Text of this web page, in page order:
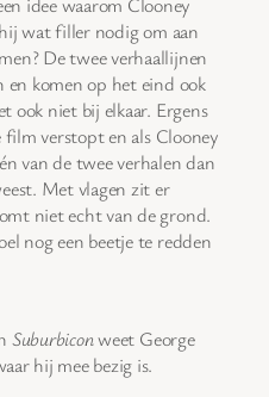
wat filler nodig om aan
De twee verhaallijnen
en komen op het eind ook
ook niet bij elkaar. Ergens
verstopt en als Clooney
van de twee verhalen dan
Met vlagen zit er
niet echt van de grond.
nog een beetje te redden
Suburbiconweet George
hij mee bezig is.